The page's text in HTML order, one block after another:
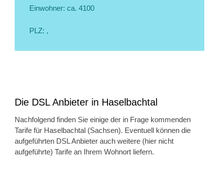
Einwohner: ca. 4100
PLZ: ,
Die DSL Anbieter in Haselbachtal
Nachfolgend finden Sie einige der in Frage kommenden
Tarife für Haselbachtal (Sachsen). Eventuell können die
aufgeführten DSL Anbieter auch weitere (hier nicht
aufgeführte) Tarife an Ihrem Wohnort liefern.